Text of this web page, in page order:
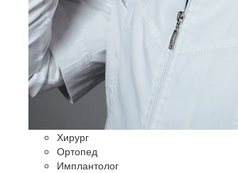
Хирург
Ортопед
Имплантолог